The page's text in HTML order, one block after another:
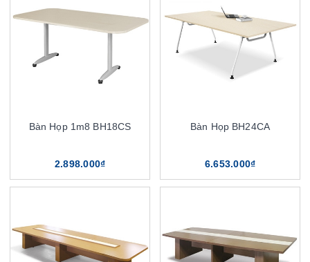
Bàn Họp 1m8 BH18CS
2.898.000₫
Bàn Họp BH24CA
6.653.000₫